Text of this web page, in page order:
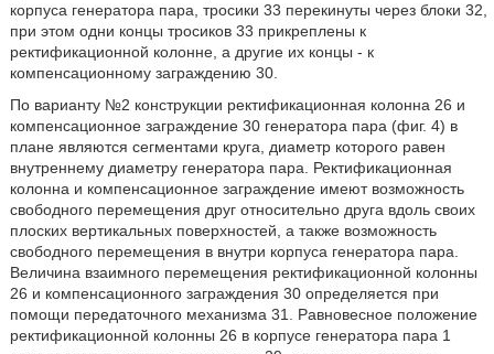
корпуса генератора пара, тросики 33 перекинуты через блоки 32,
при этом одни концы тросиков 33 прикреплены к
ректификационной колонне, а другие их концы - к
компенсационному заграждению 30.
По варианту №2 конструкции ректификационная колонна 26 и
компенсационное заграждение 30 генератора пара (фиг. 4) в
плане являются сегментами круга, диаметр которого равен
внутреннему диаметру генератора пара. Ректификационная
колонна и компенсационное заграждение имеют возможность
свободного перемещения друг относительно друга вдоль своих
плоских вертикальных поверхностей, а также возможность
свободного перемещения в внутри корпуса генератора пара.
Величина взаимного перемещения ректификационной колонны
26 и компенсационного заграждения 30 определяется при
помощи передаточного механизма 31. Равновесное положение
ректификационной колонны 26 в корпусе генератора пара 1